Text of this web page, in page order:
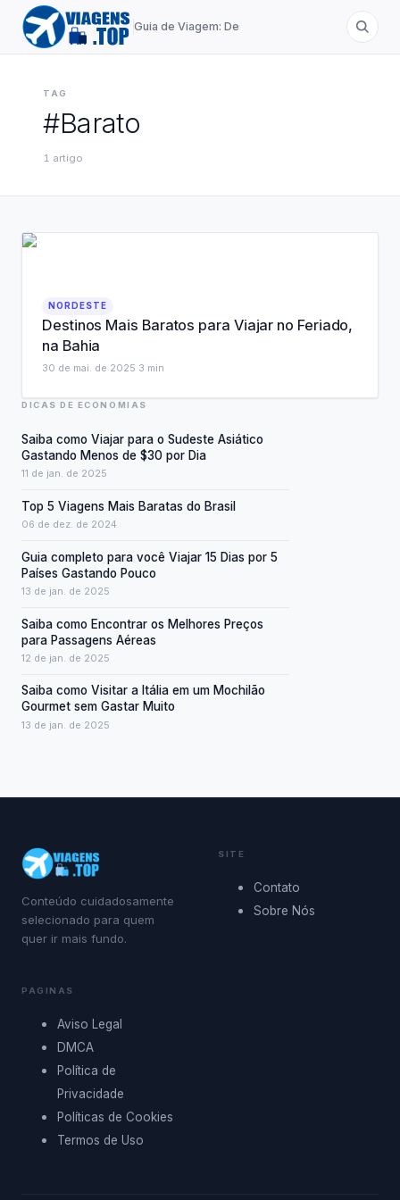
Guia de Viagem: Destinos de A a Z
TAG
#Barato
1 artigo
NORDESTE
Destinos Mais Baratos para Viajar no Feriado,
na Bahia
30 de mai. de 2025 3 min
DICAS DE ECONOMIAS
Saiba como Viajar para o Sudeste Asiático
Gastando Menos de $30 por Dia
11 de jan. de 2025
Top 5 Viagens Mais Baratas do Brasil
06 de dez. de 2024
Guia completo para você Viajar 15 Dias por 5
Países Gastando Pouco
13 de jan. de 2025
Saiba como Encontrar os Melhores Preços
para Passagens Aéreas
12 de jan. de 2025
Saiba como Visitar a Itália em um Mochilão
Gourmet sem Gastar Muito
13 de jan. de 2025
Conteúdo cuidadosamente
selecionado para quem
quer ir mais fundo.
SITE
Contato
Sobre Nós
PAGINAS
Aviso Legal
DMCA
Política de
Privacidade
Políticas de Cookies
Termos de Uso